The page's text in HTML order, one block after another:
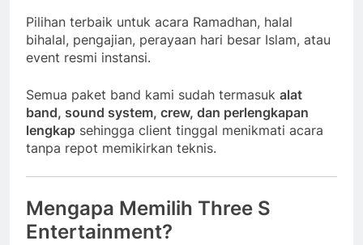
Pilihan terbaik untuk acara Ramadhan, halal
bihalal, pengajian, perayaan hari besar Islam, atau
event resmi instansi.
Semua paket band kami sudah termasuk alat
band, sound system, crew, dan perlengkapan
lengkap sehingga client tinggal menikmati acara
tanpa repot memikirkan teknis.
Mengapa Memilih Three S
Entertainment?